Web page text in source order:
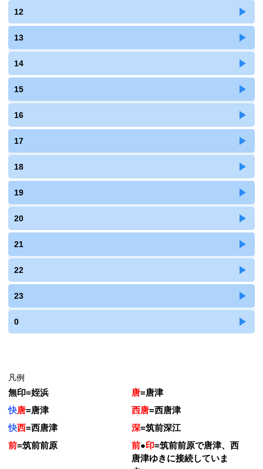
12
13
14
15
16
17
18
19
20
21
22
23
0
凡例
無印=姪浜 唐=唐津
快唐=唐津 西唐=西唐津
快西=西唐津 深=筑前深江
前=筑前前原 前●印=筑前前原で唐津、西
唐津ゆきに接続していま